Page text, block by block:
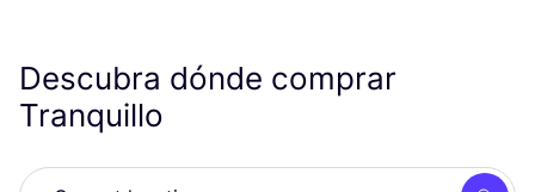
Descubra dónde comprar
Tranquillo